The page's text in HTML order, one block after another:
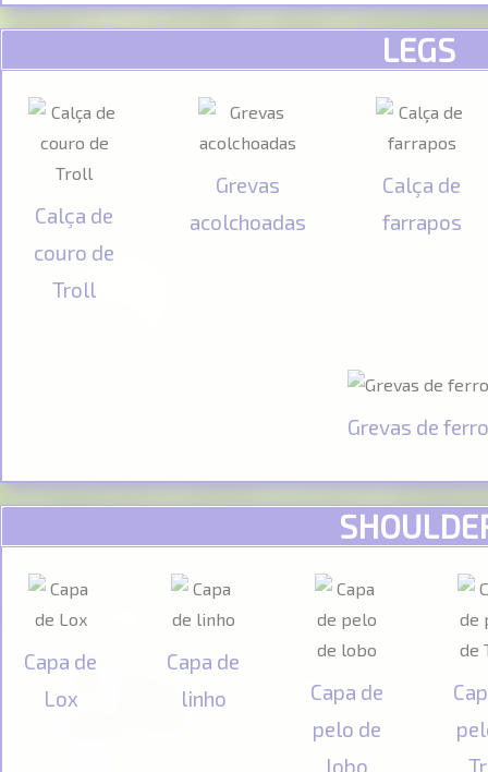
LEGS
Calça de
couro de
Troll
Grevas
acolchoadas
Calça de
farrapos
Grevas de ferro
Capa de
Lox
Capa de
linho
Capa de
pelo de
lobo